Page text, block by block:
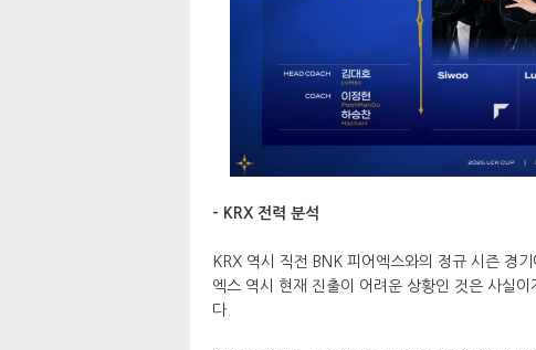
- KRX 전력 분석
KRX 역시 직전 BNK 피어엑스와의 정규 시즌 경
엑스 역시 현재 진출이 어려운 상황인 것은 사실
다.